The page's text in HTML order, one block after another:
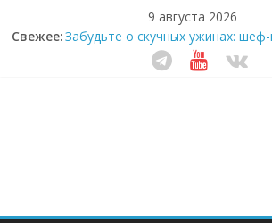
9 августа 2026
Свежее:Забудьте о скучных ужинах:
которое видит вашу еду насквозь
Небо зовёт: как бизнес на
Секрет супергидратации: